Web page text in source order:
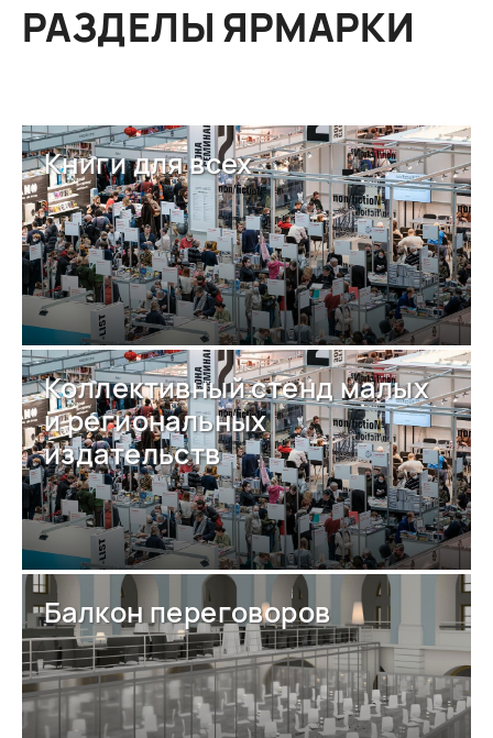
РАЗДЕЛЫ ЯРМАРКИ
Книги для всех
Коллективный стенд малых
и региональных
издательств
Балкон переговоров